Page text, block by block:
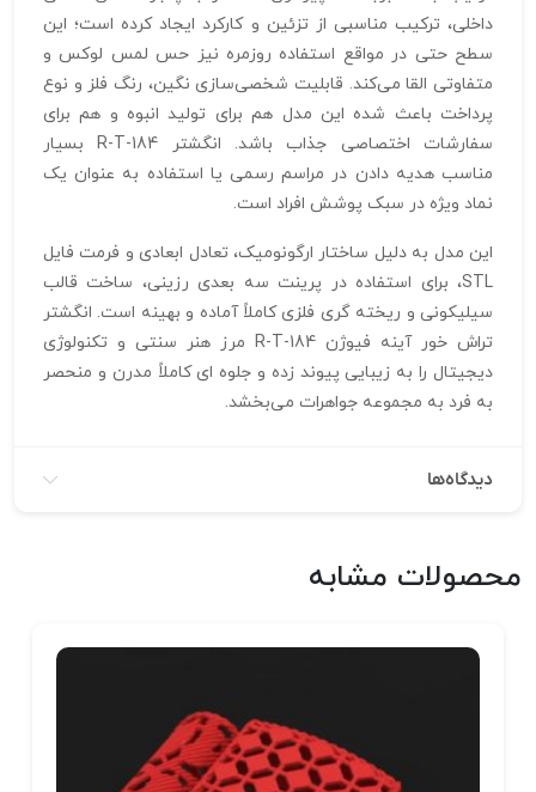
داخلی، ترکیب مناسبی از تزئین و کارکرد ایجاد کرده است؛ این
سطح حتی در مواقع استفاده روزمره نیز حس لمس لوکس و
متفاوتی القا می‌کند. قابلیت شخصی‌سازی نگین، رنگ فلز و نوع
پرداخت باعث شده این مدل هم برای تولید انبوه و هم برای
سفارشات اختصاصی جذاب باشد. انگشتر R-T-184 بسیار
مناسب هدیه دادن در مراسم رسمی یا استفاده به‌ عنوان یک
نماد ویژه در سبک پوشش افراد است.
این مدل به دلیل ساختار ارگونومیک، تعادل ابعادی و فرمت فایل
STL، برای استفاده در پرینت سه‌ بعدی رزینی، ساخت قالب
سیلیکونی و ریخته‌ گری فلزی کاملاً آماده و بهینه‌ است. انگشتر
تراش خور آینه فیوژن R-T-184 مرز هنر سنتی و تکنولوژی
دیجیتال را به‌ زیبایی پیوند زده و جلوه‌ ای کاملاً مدرن و منحصر‌
به‌ فرد به مجموعه جواهرات می‌بخشد.
دیدگاه‌ها
محصولات مشابه